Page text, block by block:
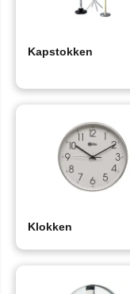
Kapstokken
Klokken